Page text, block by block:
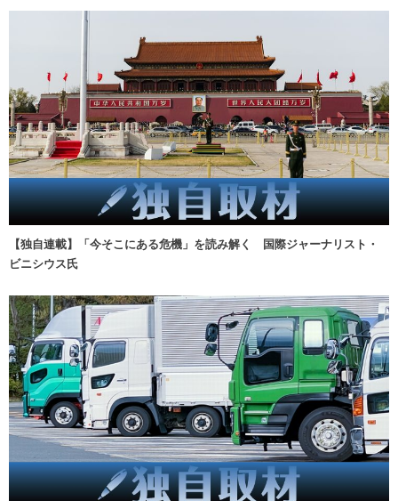
【独自連載】「今そこにある危機」を読み解く 国際ジャーナリスト・
ビニシウス氏